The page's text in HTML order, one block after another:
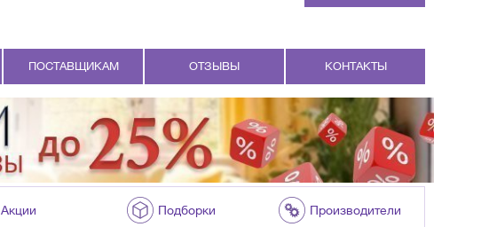
ПОСТАВЩИКАМ ОТЗЫВЫ КОНТАКТЫ
Акции Подборки Производители